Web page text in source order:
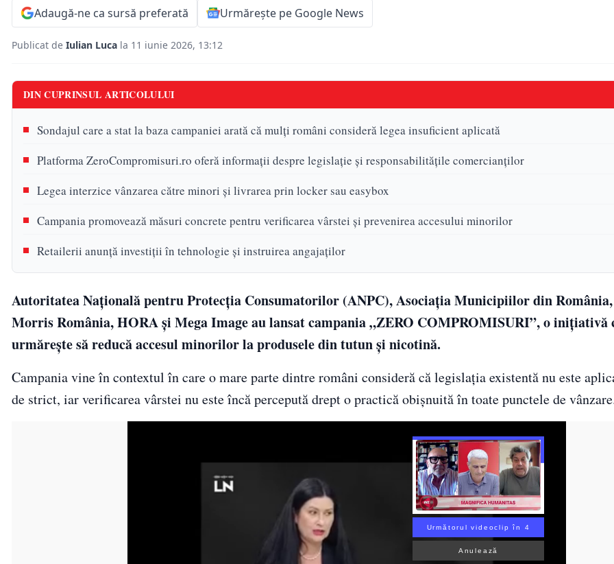
Adaugă-ne ca sursă preferată Urmărește pe Google News
Publicat de Iulian Luca la 11 iunie 2026, 13:12
DIN CUPRINSUL ARTICOLULUI
Sondajul care a stat la baza campaniei arată că mulți români consideră legea insuficient aplicată
Platforma ZeroCompromisuri.ro oferă informații despre legislație și responsabilitățile comercianților
Legea interzice vânzarea către minori și livrarea prin locker sau easybox
Campania promovează măsuri concrete pentru verificarea vârstei și prevenirea accesului minorilor
Retailerii anunță investiții în tehnologie și instruirea angajaților
Autoritatea Națională pentru Protecția Consumatorilor (ANPC), Asociația Municipiilor din
Morris România, HORA și Mega Image au lansat campania „ZERO COMPROMISURI”, o inițiativă
urmărește să reducă accesul minorilor la produsele din tutun și nicotină.
Campania vine în contextul în care o mare parte dintre români consideră că legislația existentă nu este
de strict, iar verificarea vârstei nu este încă percepută drept o practică obișnuită în toate punctele de
Următorul videoclip în 3
Anulează